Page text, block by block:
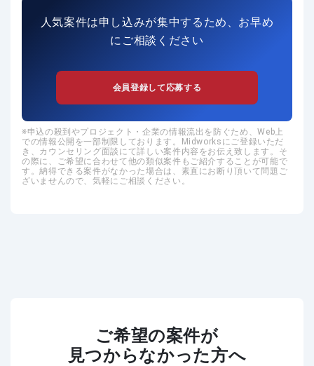
人気案件は申し込みが集中するため、お早め
にご相談ください
会員登録して応募する
申込の殺到やプロジェクト・企業の情報流出を防ぐため、Web上
での情報公開を一部制限しております。Midworksにご登録いただ
き、カウンセリング面談にて詳しい案件内容をお伝え致します。そ
の際に、ご希望に合わせて他の類似案件もご紹介することが可能で
す。納得できる案件がなかった場合は、素直にお断り頂いて問題ご
ざいませんので、気軽にご相談ください。
ご希望の案件が
見つからなかった方へ